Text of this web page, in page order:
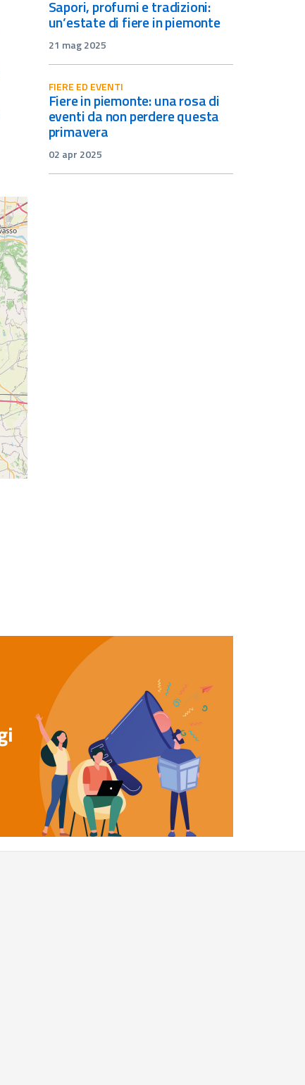
sapori, profumi e tradizioni:
un’estate di fiere in piemonte
21 mag 2025
FIERE ED EVENTI
fiere in piemonte: una rosa di
eventi da non perdere questa
primavera
02 apr 2025